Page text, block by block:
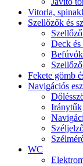
Vitorla,
Szellőzők és
Deck és
Befúvók
Fekete gömb
Navigációs
Iránytűk
WC